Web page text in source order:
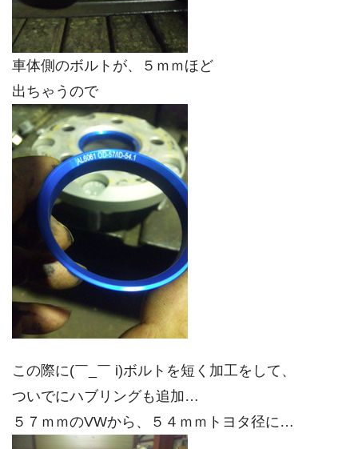
車体側のボルトが、５ｍｍほど
出ちゃうので
この際に(￣_￣ i)ボルトを短く加工をして、
ついでにハブリングも追加…
５７ｍｍのVWから、５４ｍｍトヨタ径に…